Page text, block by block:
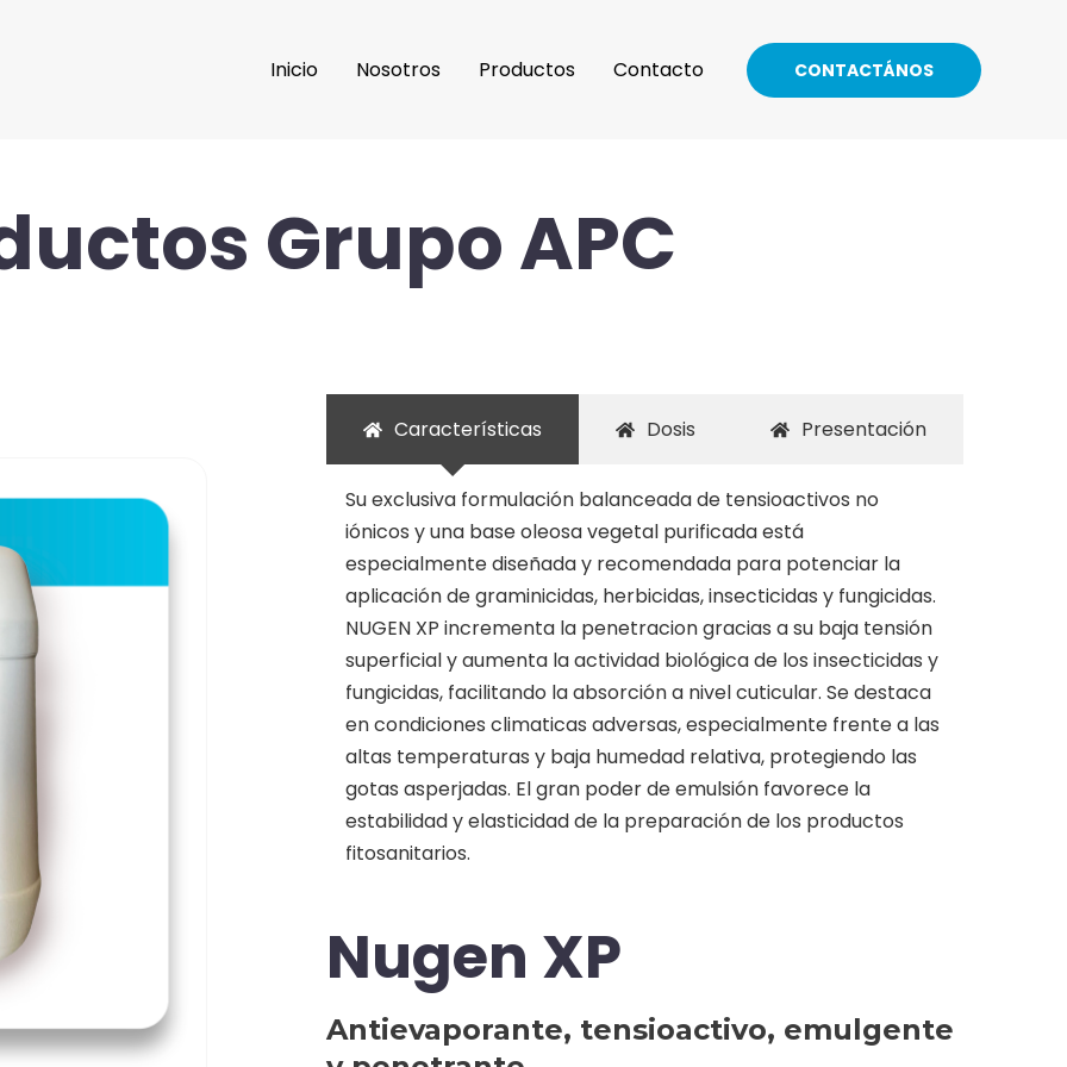
Inicio Nosotros Productos Contacto CONTACTÁNOS
Grupo APC
Características Dosis Presentación
Su exclusiva formulación balanceada de tensioactivos no
iónicos y una base oleosa vegetal purificada está
especialmente diseñada y recomendada para potenciar la
aplicación de graminicidas, herbicidas, insecticidas y fungicidas.
NUGEN XP incrementa la penetracion gracias a su baja tensión
superficial y aumenta la actividad biológica de los insecticidas y
fungicidas, facilitando la absorción a nivel cuticular. Se destaca
en condiciones climaticas adversas, especialmente frente a las
altas temperaturas y baja humedad relativa, protegiendo las
gotas asperjadas. El gran poder de emulsión favorece la
estabilidad y elasticidad de la preparación de los productos
fitosanitarios.
Nugen XP
Antievaporante, tensioactivo, emulgente